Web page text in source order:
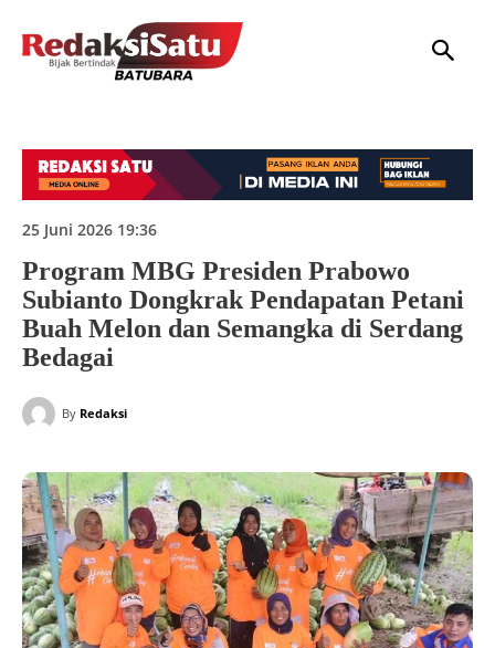
25 Juni 2026 19:36
Program MBG Presiden Prabowo
Subianto Dongkrak Pendapatan Petani
Buah Melon dan Semangka di Serdang
Bedagai
By Redaksi